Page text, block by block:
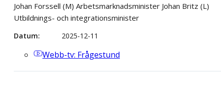
Johan Forssell (M) Arbetsmarknadsminister Johan Britz (L)
Utbildnings- och integrationsminister
Datum 2025-12-11
Webb-tv: Frågestund